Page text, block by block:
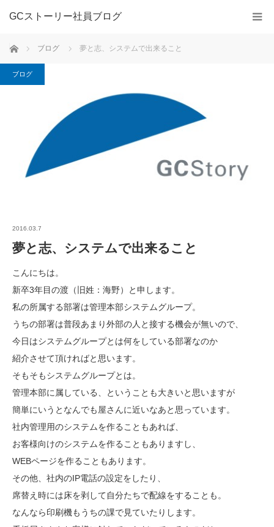
GCストーリー社員ブログ
ホーム ブログ 夢と志、システムで出来ること
ブログ
2016.03.7
夢と志、システムで出来ること
こんにちは。
新卒3年目の渡（旧姓：海野）と申します。
私の所属する部署は管理本部システムグループ。
うちの部署は普段あまり外部の人と接する機会が無いので、
今日はシステムグループとは何をしている部署なのか
紹介させて頂ければと思います。
そもそもシステムグループとは。
管理本部に属している、ということも大きいと思いますが
簡単にいうとなんでも屋さんに近いなあと思っています。
社内管理用のシステムを作ることもあれば、
お客様向けのシステムを作ることもありますし、
WEBページを作ることもあります。
その他、社内のIP電話の設定をしたり、
席替え時には床を剥して自分たちで配線をすることも。
なんなら印刷機もうちの課で見ていたりします。